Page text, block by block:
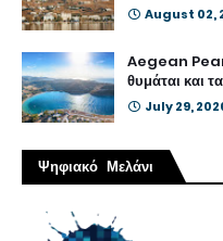
August 02,
Aegean
θυμάται και
July 29,
Ψηφιακό Μελάνι